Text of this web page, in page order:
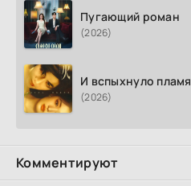
Пугающий роман
(2026)
И вспыхнуло пламя
(2026)
Комментируют